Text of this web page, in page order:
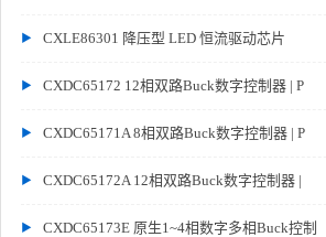
CXLE86301 降压型 LED 恒流驱动芯片
CXDC65172 12相双路Buck数字控制器 | P
CXDC65171A 8相双路Buck数字控制器 | P
CXDC65172A 12相双路Buck数字控制器 |
CXDC65173E 原生1~4相数字多相Buck控制